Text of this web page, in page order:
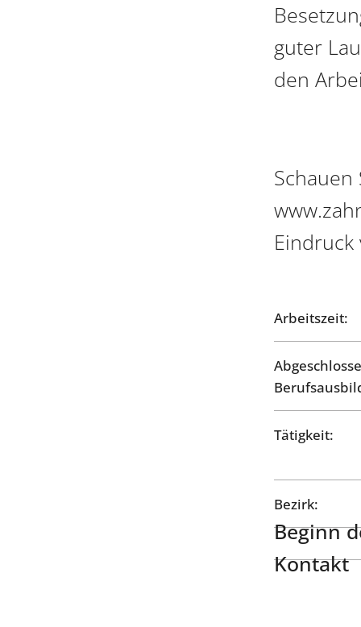
guter
den
Arbeitszeit:
Tätigkeit:
Bezirk:
Beginn
Kontakt